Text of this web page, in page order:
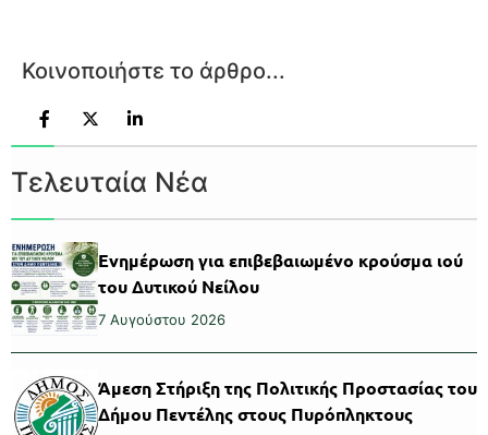
Κοινοποιήστε το άρθρο...
Τελευταία Νέα
Ενημέρωση για επιβεβαιωμένο κρούσμα ιού
του Δυτικού Νείλου
7 Αυγούστου 2026
Άμεση Στήριξη της Πολιτικής Προστασίας του
Δήμου Πεντέλης στους Πυρόπληκτους